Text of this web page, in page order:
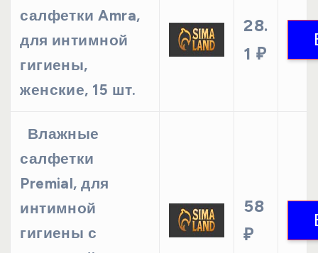
салфетки Amra,
для интимной
гигиены,
женские, 15 шт.
28.
1 ₽
Влажные
салфетки
Premial, для
интимной
гигиены с
58
₽